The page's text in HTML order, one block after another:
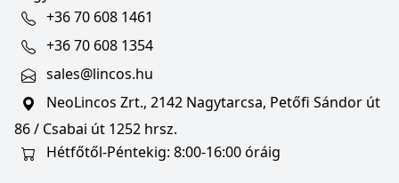
+36 70 608 1461
+36 70 608 1354
sales@lincos.hu
NeoLincos Zrt., 2142 Nagytarcsa, Petőfi Sándor út
86 / Csabai út 1252 hrsz.
Hétfőtől-Péntekig: 8:00-16:00 óráig